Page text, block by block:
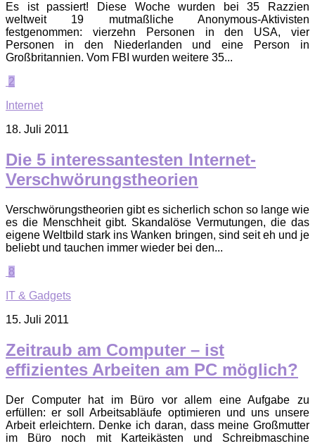
Es ist passiert! Diese Woche wurden bei 35 Razzien
weltweit 19 mutmaßliche Anonymous-Aktivisten
festgenommen: vierzehn Personen in den USA, vier
Personen in den Niederlanden und eine Person in
Großbritannien. Vom FBI wurden weitere 35...
2
Internet
18. Juli 2011
Die 5 interessantesten Internet-
Verschwörungstheorien
Verschwörungstheorien gibt es sicherlich schon so lange wie
es die Menschheit gibt. Skandalöse Vermutungen, die das
eigene Weltbild stark ins Wanken bringen, sind seit eh und je
beliebt und tauchen immer wieder bei den...
8
IT & Gadgets
15. Juli 2011
Zeitraub am Computer – ist
effizientes Arbeiten am PC möglich?
Der Computer hat im Büro vor allem eine Aufgabe zu
erfüllen: er soll Arbeitsabläufe optimieren und uns unsere
Arbeit erleichtern. Denke ich daran, dass meine Großmutter
im Büro noch mit Karteikästen und Schreibmaschine